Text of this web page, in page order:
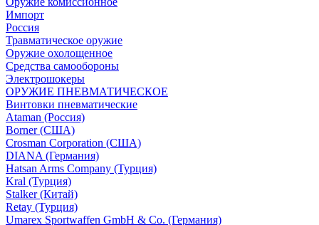
Импорт
Россия
Травматическое оружие
Оружие охолощенное
Средства самообороны
Электрошокеры
ОРУЖИЕ ПНЕВМАТИЧЕСКОЕ
Винтовки пневматические
Ataman (Россия)
Borner (США)
Crosman Corporation (США)
DIANA (Германия)
Hatsan Arms Company (Турция)
Kral (Турция)
Stalker (Китай)
Retay (Турция)
Umarex Sportwaffen GmbH & Co. (Германия)